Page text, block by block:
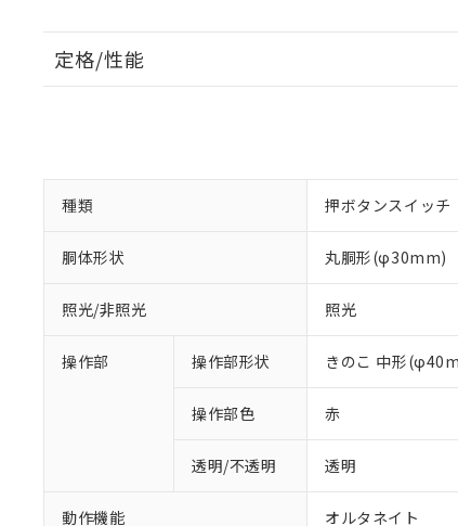
定格/性能
種類 押ボタンスイッチ
胴体形状 丸胴形(φ30mm)
照光/非照光 照光
操作部 操作部形状 きのこ 中形
操作部色 赤
透明/不透明 透明
動作機能 オルタネイト